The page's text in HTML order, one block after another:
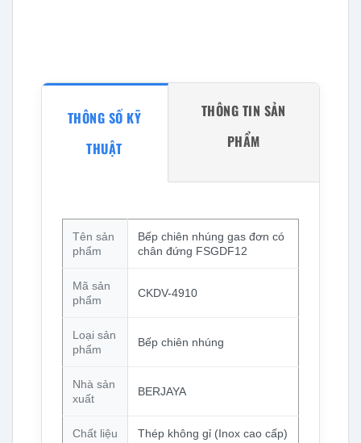
THÔNG SỐ KỸ
THUẬT
THÔNG TIN SẢN
PHẨM
Tên sản
phẩm
Bếp chiên nhúng gas đơn có
chân đứng FSGDF12
Mã sản
phẩm
CKDV-4910
Loại sản
phẩm
Bếp chiên nhúng
Nhà sản
xuất
BERJAYA
Chất liệu Thép không gỉ (Inox cao cấp)